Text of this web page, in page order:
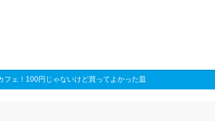
フェ！100円じゃないけど買ってよかった皿